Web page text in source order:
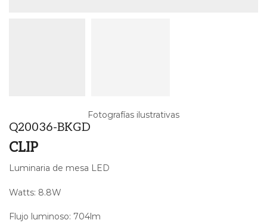
Fotografías ilustrativas
Q20036-BKGD
CLIP
Luminaria de mesa LED
Watts: 8.8W
Flujo luminoso: 704lm